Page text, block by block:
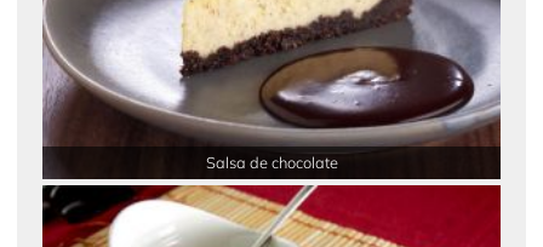
Salsa de chocolate